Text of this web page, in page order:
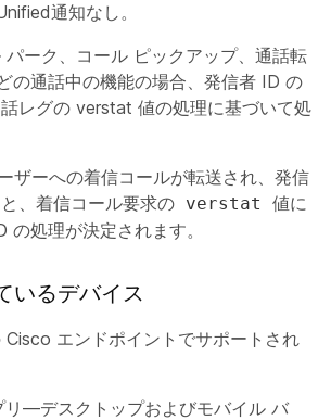
通知なし。
ーク、コール ピックアップ、通話転
の通話中の機能の場合、発信者 ID の
レグの verstat 値の処理に基づいて処
ザーへの着信コールが転送され、発信
、着信コール要求の verstat
値に
の処理が決定されます。
いるデバイス
Cisco エンドポイントでサポートされ
リ—デスクトップおよびモバイル バ